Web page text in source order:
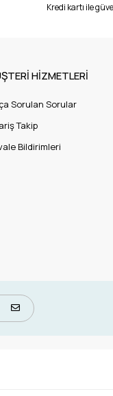
Kredi kartı ile
HİZMETLERİ
Sorulan Sorular
Takip
Bildirimleri